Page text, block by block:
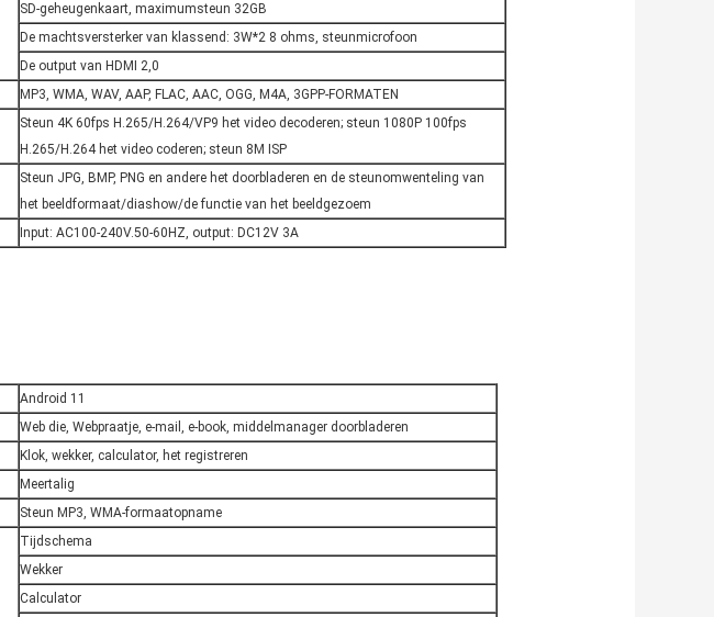
SD-geheugenkaart, maximumsteun 32GB
De machtsversterker van klassend: 3W*2 8 ohms, steunmicrofoon
De output van HDMI 2,0
MP3, WMA, WAV, AAP, FLAC, AAC, OGG, M4A, 3GPP-FORMATEN
Steun 4K 60fps H.265/H.264/VP9 het video decoderen; steun 1080P 100fps
H.265/H.264 het video coderen; steun 8M ISP
Steun JPG, BMP, PNG en andere het doorbladeren en de steunomwenteling van
het beeldformaat/diashow/de functie van het beeldgezoem
Input: AC100-240V.50-60HZ, output: DC12V 3A
Android 11
Web die, Webpraatje, e-mail, e-book, middelmanager doorbladeren
Klok, wekker, calculator, het registreren
Meertalig
Steun MP3, WMA-formaatopname
Tijdschema
Wekker
Calculator